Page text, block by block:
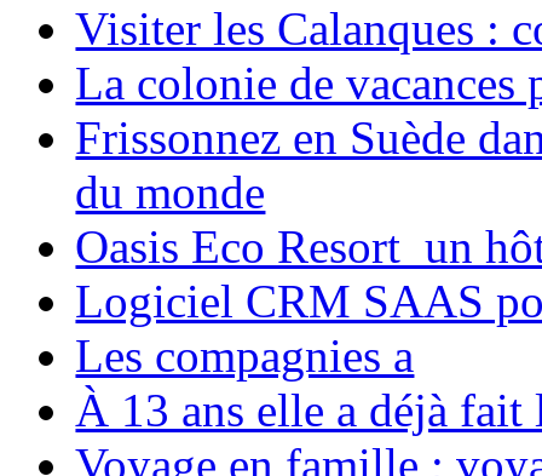
Visiter les Calanques :
La colonie de vacances
Frissonnez en Suède
du monde
Oasis Eco Resort un
Logiciel CRM SAAS
Les compagnies a
À 13 ans elle a déjà
Voyage en famille ;